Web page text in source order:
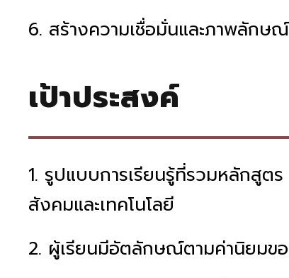
6. สร้างความเชื่อมั่นและภาพลักษ
เป้าประสงค์
1. รูปแบบการเรียนรู้ที่รวมหลักสูต
สังคมและเทคโนโลยี
2. ผู้เรียนมีอัตลักษณ์ตามค่านิยมข